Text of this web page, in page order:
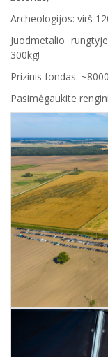
Archeologijos: virš
Juodmetalio
300kg!
Prizinis fondas:
Pasimėgaukite